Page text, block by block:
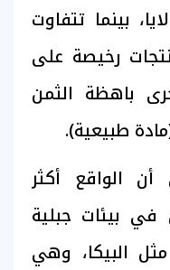
بينما تتفاوت
رخيصة على
باهظة الثمن
طبيعية).
الواقع أكثر
في بيئات جبلية
البيكا، وهي